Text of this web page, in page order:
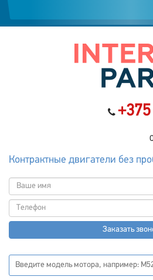
Контрактные двигатели без
Заказать